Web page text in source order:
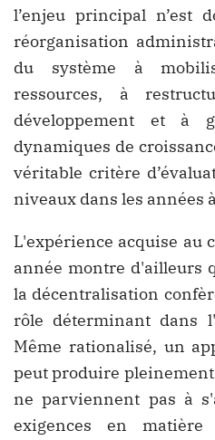
l’enjeu principal n’est
réorganisation
du système à
ressources, à
développement et à
dynamiques de
véritable critère
niveaux dans les années
L'expérience acquise au
année montre d'ailleurs
la décentralisation
rôle déterminant dans
Même rationalisé, un
peut produire pleinement
ne parviennent pas à
exigences en matière